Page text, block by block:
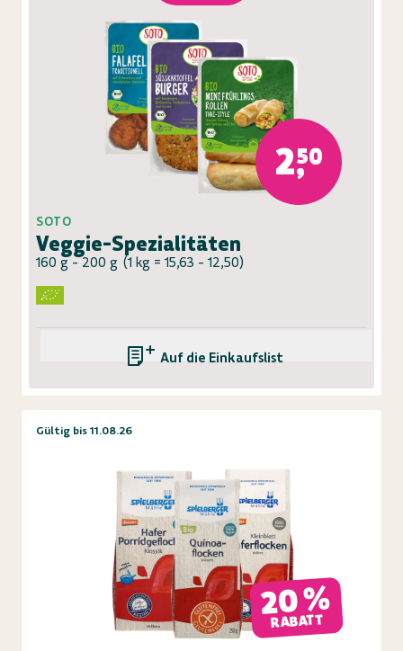
2,50
SOTO
Veggie-Spezialitäten
160 g - 200 g (1 kg = 15,63 - 12,50)
Auf die Einkaufsliste
Gültig bis 11.08.26
20 %
RABATT